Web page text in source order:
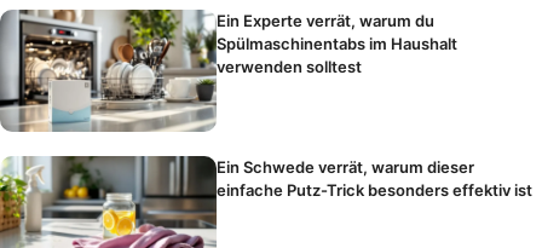
Ein Experte verrät, warum du
Spülmaschinentabs im Haushalt
verwenden solltest
Ein Schwede verrät, warum dieser
einfache Putz-Trick besonders effektiv ist